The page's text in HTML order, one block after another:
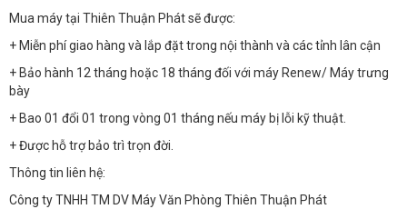
Mua máy tại Thiên Thuận Phát sẽ được:
+ Miễn phí giao hàng và lắp đặt trong nội thành và các tỉnh lân cận
+ Bảo hành 12 tháng hoặc 18 tháng đối với máy Renew/ Máy trưng
bày
+ Bao 01 đổi 01 trong vòng 01 tháng nếu máy bị lỗi kỹ thuật.
+ Được hỗ trợ bảo trì trọn đời.
Thông tin liên hệ:
Công ty TNHH TM DV Máy Văn Phòng Thiên Thuận Phát